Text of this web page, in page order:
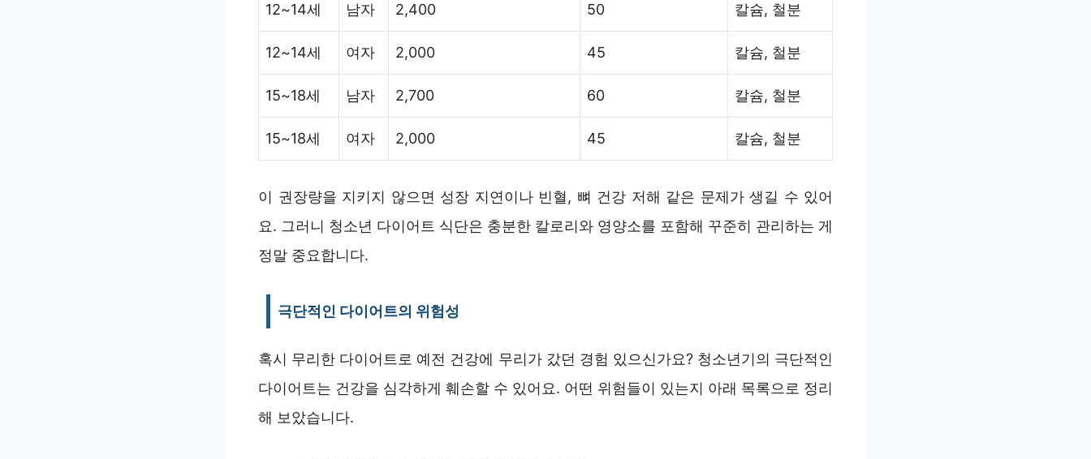
12~14세 남자 2,400 50 칼슘, 철분
12~14세 여자 2,000 45 칼슘, 철분
15~18세 남자 2,700 60 칼슘, 철분
15~18세 여자 2,000 45 칼슘, 철분
이 권장량을 지키지 않으면 성장 지연이나 빈혈, 뼈 건강 저해 같은 문제가 생길 수 있어
요. 그러니 청소년 다이어트 식단은 충분한 칼로리와 영양소를 포함해 꾸준히 관리하는 게
정말 중요합니다.
극단적인 다이어트의 위험성
혹시 무리한 다이어트로 예전 건강에 무리가 갔던 경험 있으신가요? 청소년기의 극단적인
다이어트는 건강을 심각하게 훼손할 수 있어요. 어떤 위험들이 있는지 아래 목록으로 정리
해 보았습니다.